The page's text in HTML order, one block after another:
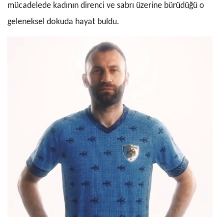
mücadelede kadının direnci ve sabrı üzerine bürüdüğü o
geleneksel dokuda hayat buldu.